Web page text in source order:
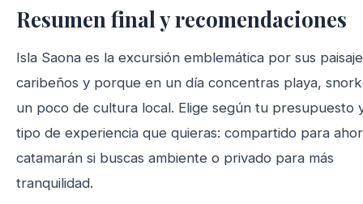
Resumen final y recomendaciones
Isla Saona es la excursión emblemática por sus
caribeños y porque en un día concentras playa,
un poco de cultura local. Elige según tu presupuesto
tipo de experiencia que quieras: compartido para
catamarán si buscas ambiente o privado para más
tranquilidad.